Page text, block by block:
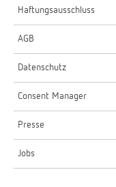
Haftungsausschluss
AGB
Datenschutz
Consent Manager
Presse
Jobs